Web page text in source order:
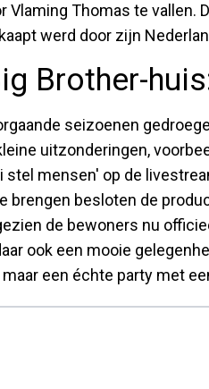
Vlaming Thomas te vallen.
werd door zijn
Brother-
seizoenen
uitzonderingen,
stel mensen' op de
brengen besloten de
de bewoners nu
ook een mooie
een échte party met